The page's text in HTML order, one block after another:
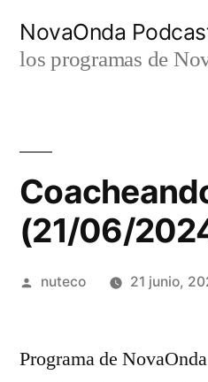
NovaOnda
los programas de
(21/06/
Publicada
nuteco 21 junio,
Programa de